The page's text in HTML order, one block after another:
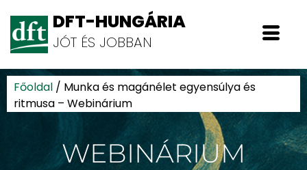
DFT-HUNGÁRIA
JÓT ÉS JOBBAN
Főoldal / Munka és magánélet egyensúlya és
ritmusa – Webinárium
WEBINÁRIUM